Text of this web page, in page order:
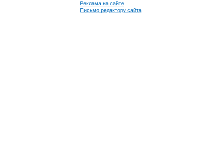
Реклама на сайте
Письмо редактору сайта